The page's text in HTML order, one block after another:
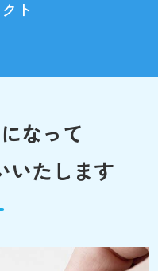
ト
なって
いたします